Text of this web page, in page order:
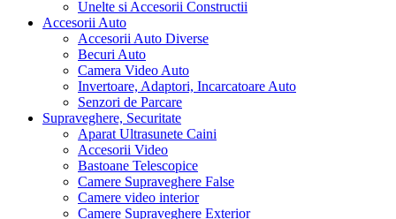
Unelte si Accesorii Constructii
Accesorii Auto
Accesorii Auto Diverse
Becuri Auto
Camera Video Auto
Invertoare, Adaptori, Incarcatoare Auto
Senzori de Parcare
Supraveghere, Securitate
Aparat Ultrasunete Caini
Accesorii Video
Bastoane Telescopice
Camere Supraveghere False
Camere video interior
Camere Supraveghere Exterior